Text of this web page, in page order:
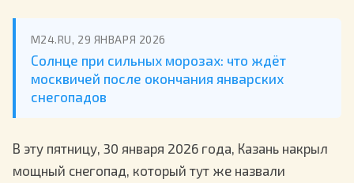
M24.RU, 29 ЯНВАРЯ 2026
Солнце при сильных морозах: что ждёт
москвичей после окончания январских
снегопадов
В эту пятницу, 30 января 2026 года, Казань накрыл
мощный снегопад, который тут же назвали